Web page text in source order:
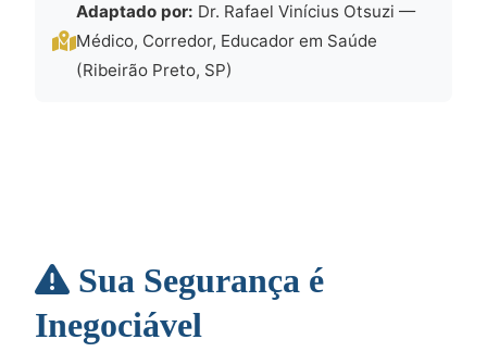
Adaptado por: Dr. Rafael Vinícius Otsuzi —
Médico, Corredor, Educador em Saúde
(Ribeirão Preto, SP)
Sua Segurança é
Inegociável